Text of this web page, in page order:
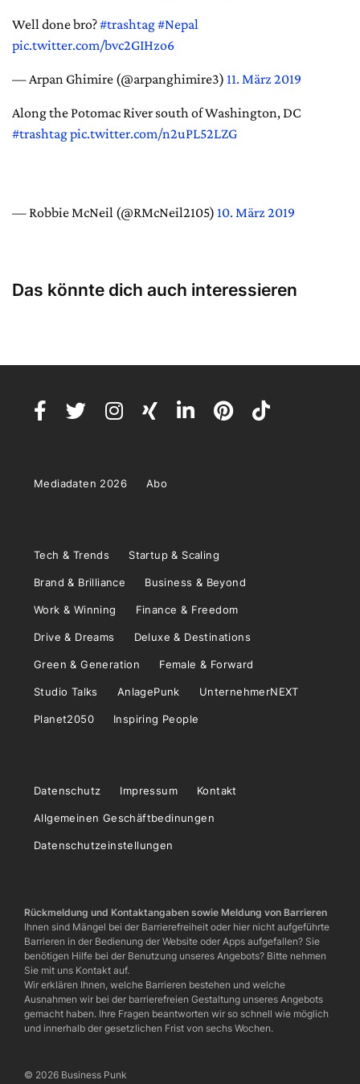
Well done bro?#trashtag#Nepal
pic.twitter.com/bvc2GIHzo6
— Arpan Ghimire (@arpanghimire3) 11. März 2019
Along the Potomac River south of Washington, DC
#trashtagpic.twitter.com/n2uPL52LZG
— Robbie McNeil (@RMcNeil2105) 10. März 2019
Das könnte dich auch interessieren
Mediadaten 2026 Abo
Tech & Trends Startup & Scaling
Brand & Brilliance Business & Beyond
Work & Winning Finance & Freedom
Drive & Dreams Deluxe & Destinations
Green & Generation Female & Forward
Studio Talks AnlagePunk UnternehmerNEXT
Planet2050 Inspiring People
Datenschutz Impressum Kontakt
Allgemeinen Geschäftbedinungen
Datenschutzeinstellungen
Rückmeldung und Kontaktangaben sowie Meldung von Barrieren
Ihnen sind Mängel bei der Barrierefreiheit oder hier nicht aufgeführte
Barrieren in der Bedienung der Website oder Apps aufgefallen? Sie
benötigen Hilfe bei der Benutzung unseres Angebots? Bitte nehmen
Sie mit uns Kontakt auf.
Wir erklären Ihnen, welche Barrieren bestehen und welche
Ausnahmen wir bei der barrierefreien Gestaltung unseres Angebots
gemacht haben. Ihre Fragen beantworten wir so schnell wie möglich
und innerhalb der gesetzlichen Frist von sechs Wochen.
© 2026 Business Punk